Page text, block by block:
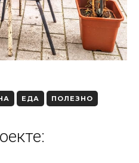
ЕДА
ПОЛЕЗНО